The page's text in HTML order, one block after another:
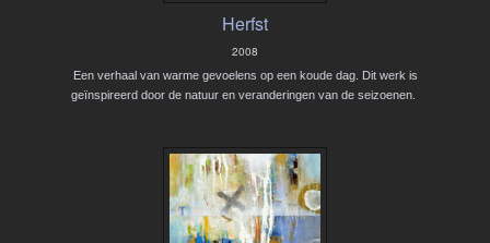
Herfst
2008
Een verhaal van warme gevoelens op een koude dag. Dit werk is
geïnspireerd door de natuur en veranderingen van de seizoenen.